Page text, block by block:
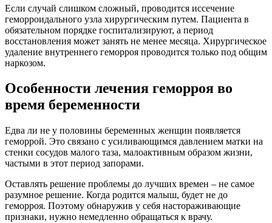
Если случай слишком сложный, проводится иссечение
геморроидального узла хирургическим путем. Пациента в
обязательном порядке госпитализируют, а период
восстановления может занять не менее месяца. Хирургическое
удаление внутреннего геморроя проводится только под общим
наркозом.
Особенности лечения геморроя во
время беременности
Едва ли не у половины беременных женщин появляется
геморрой. Это связано с усиливающимся давлением матки на
стенки сосудов малого таза, малоактивным образом жизни,
частыми в этот период запорами.
Оставлять решение проблемы до лучших времен – не самое
разумное решение. Когда родится малыш, будет не до
геморроя. Поэтому обнаружив у себя настораживающие
признаки, нужно немедленно обращаться к врачу.